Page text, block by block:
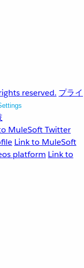
reserved. プライ
MuleSoft Twitter
Link to MuleSoft
platform Link to